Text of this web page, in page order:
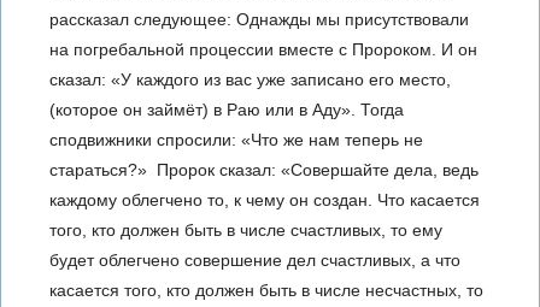
рассказал следующее: Однажды мы присутствовали
на погребальной процессии вместе с Пророком. И он
сказал: «У каждого из вас уже записано его место,
(которое он займёт) в Раю или в Аду». Тогда
сподвижники спросили: «Что же нам теперь не
стараться?» Пророк сказал: «Совершайте дела, ведь
каждому облегчено то, к чему он создан. Что касается
того, кто должен быть в числе счастливых, то ему
будет облегчено совершение дел счастливых, а что
касается того, кто должен быть в числе несчастных, то